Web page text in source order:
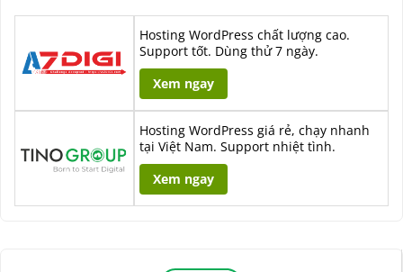
Hosting WordPress chất lượng cao.
Support tốt. Dùng thử 7 ngày.
Xem ngay
Hosting WordPress giá rẻ, chạy nhanh
tại Việt Nam. Support nhiệt tình.
Xem ngay